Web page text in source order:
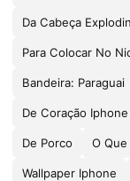
Da Cabeça
Para Colocar No
Bandeira: Paraguai
De Coração Iphone
De Porco O
Wallpaper Iphone